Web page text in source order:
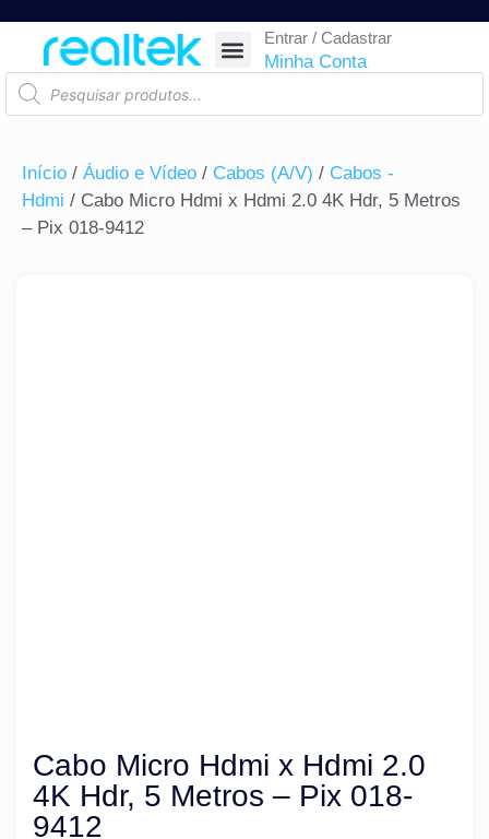
Entrar / Cadastrar
Minha Conta
Início / Áudio e Vídeo / Cabos (A/V) / Cabos -
Hdmi / Cabo Micro Hdmi x Hdmi 2.0 4K Hdr, 5 Metros
– Pix 018-9412
Cabo Micro Hdmi x Hdmi 2.0
4K Hdr, 5 Metros – Pix 018-
9412